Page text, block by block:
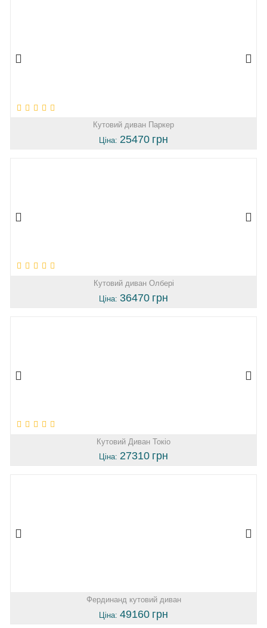
Кутовий диван Паркер
Ціна: 25470 грн
Кутовий диван Олбері
Ціна: 36470 грн
Кутовий Диван Токіо
Ціна: 27310 грн
Фердинанд кутовий диван
Ціна: 49160 грн